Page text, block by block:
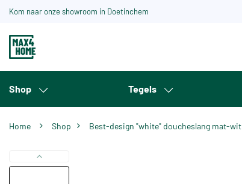
Kom naar onze showroom in Doetinchem
Shop Tegels
Home Shop Best-design "white" doucheslang mat-wit